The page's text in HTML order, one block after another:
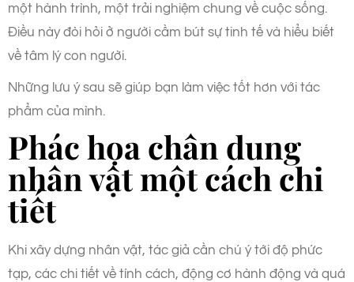
một hành trình, một trải nghiệm chung về cuộc sống.
Điều này đòi hỏi ở người cầm bút sự tinh tế và hiểu biết
về tâm lý con người.
Những lưu ý sau sẽ giúp bạn làm việc tốt hơn với tác
phẩm của mình.
Phác họa chân dung
nhân vật một cách chi
tiết
Khi xây dựng nhân vật, tác giả cần chú ý tới độ phức
tạp, các chi tiết về tính cách, động cơ hành động và quá